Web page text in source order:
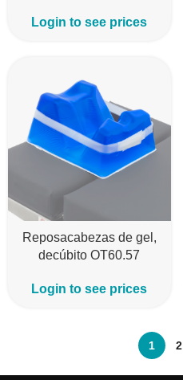
Login to see prices
Reposacabezas de gel,
decúbito OT60.57
Login to see prices
1 2